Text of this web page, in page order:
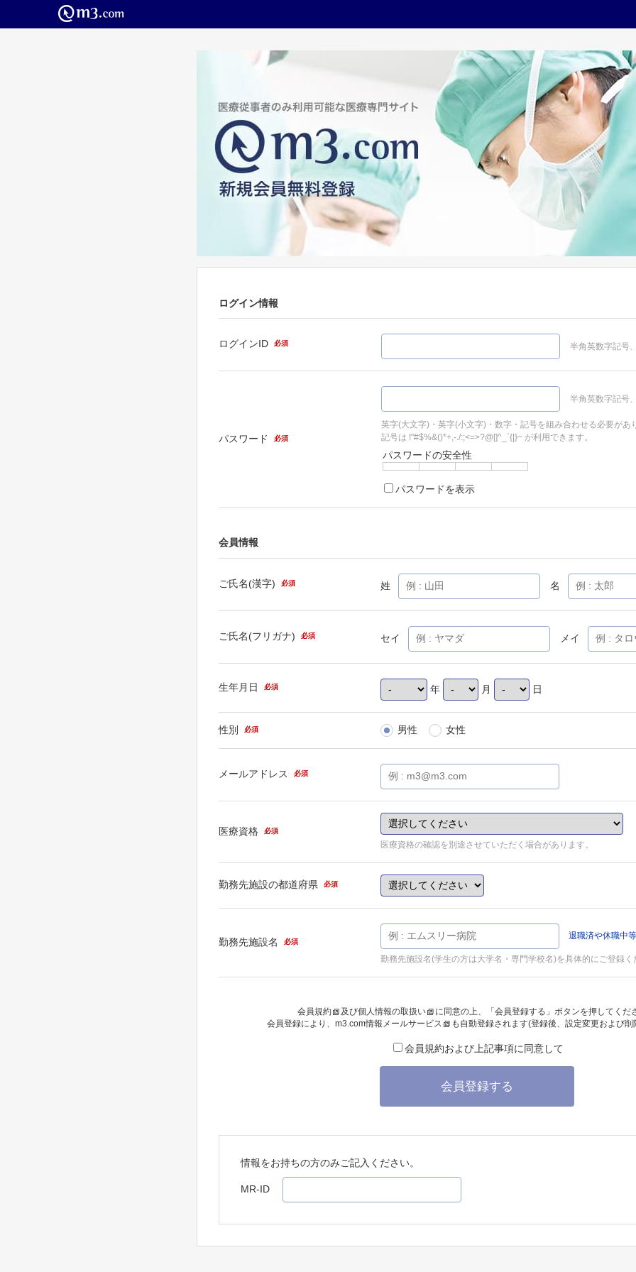
ログイン情報
ログインID 必須 半角英数字記号
パスワード 必須
半角英数字記号
英字(大文字)・英字(小文字)・数字・記号を組み合わせる必要があ
記号は !"#$%&()*+,-./:;<=>?@[]^_`{|}~ が利用できます。
パスワードの安全性
パスワードを表示
会員情報
ご氏名(漢字) 必須 姓 名
ご氏名(フリガナ) 必須 セイ メイ
生年月日 必須 年 月 日
性別 必須 男性 女性
メールアドレス 必須
医療資格 必須
医療資格の確認を別途させていただく場合があります。
勤務先施設の都道府県 必須
勤務先施設名 必須
退職済や休職中
勤務先施設名(学生の方は大学名・専門学校名)を具体的にご登録く
会員規約 及び個人情報の取扱い
に同意の上、「会員登録する」ボタンを押してくだ
会員登録により、 m3.com情報メールサービス も自動登録されます(登録後、設定変更および
会員規約および上記事項に同意して
会員登録する
情報をお持ちの方のみご記入ください。
MR-ID